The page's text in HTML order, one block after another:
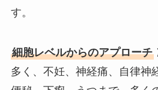
す。
細胞レベルからのアプローチ
多く、不妊、神経痛、自律神